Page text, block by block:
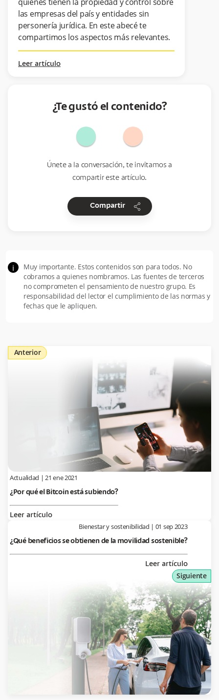
las empresas del país y entidades sin
personería jurídica. En este abecé te
compartimos los aspectos más relevantes.
Leer artículo
¿Te gustó el contenido?
Únete a la conversación, te invitamos a
compartir este artículo.
Compartir share
i
Muy importante. Estos contenidos son para todos. No
cobramos a quienes nombramos. Las fuentes de terceros
no comprometen el pensamiento de nuestro grupo. Es
responsabilidad del lector el cumplimiento de las normas y
fechas que le apliquen.
Anterior
Actualidad | 21 ene 2021
¿Por qué el Bitcoin está subiendo?
Leer artículo
Siguiente
Bienestar y sostenibilidad | 01 sep 2023
¿Qué beneficios se obtienen de la movilidad sostenible?
Leer artículo